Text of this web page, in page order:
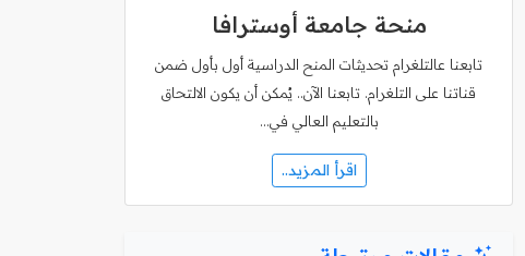
منحة جامعة أوسترافا
تابعنا عالتلغرام تحديثات المنح الدراسية أول بأول ضمن
قناتنا على التلغرام. تابعنا الآن.. يُمكن أن يكون الالتحاق
بالتعليم العالي في…
اقرأ المزيد..